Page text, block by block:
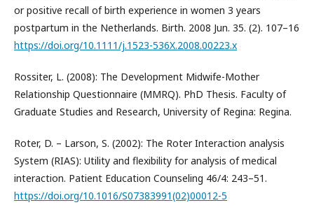
or positive recall of birth experience in women 3 years
postpartum in the Netherlands. Birth. 2008 Jun. 35. (2). 107–16
https://doi.org/10.1111/j.1523-536X.2008.00223.x
Rossiter, L. (2008): The Development Midwife-Mother
Relationship Questionnaire (MMRQ). PhD Thesis. Faculty of
Graduate Studies and Research, University of Regina: Regina.
Roter, D. – Larson, S. (2002): The Roter Interaction analysis
System (RIAS): Utility and flexibility for analysis of medical
interaction. Patient Education Counseling 46/4: 243–51.
https://doi.org/10.1016/S07383991(02)00012-5